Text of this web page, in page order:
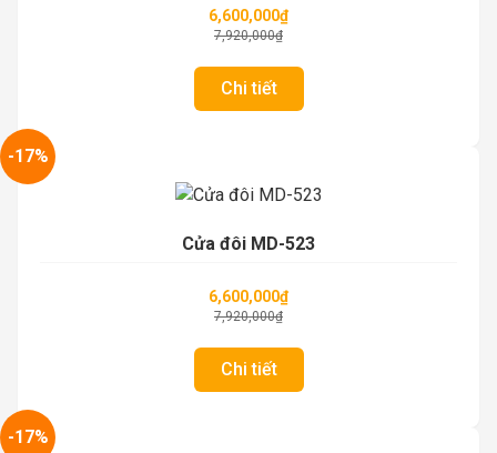
6,600,000₫
7,920,000₫
Chi tiết
-17%
Cửa đôi MD-523
6,600,000₫
7,920,000₫
Chi tiết
-17%